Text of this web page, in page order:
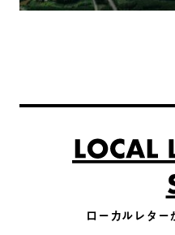
ローカルレター